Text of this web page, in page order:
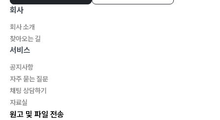
회사
회사 소개
찾아오는 길
서비스
공지사항
자주 묻는 질문
채팅 상담하기
자료실
원고 및 파일 전송